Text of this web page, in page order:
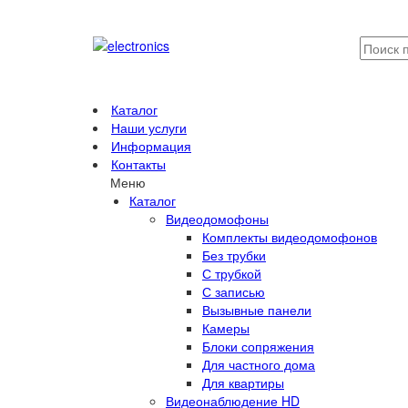
Каталог
Наши услуги
Информация
Контакты
Меню
Каталог
Видеодомофоны
Комплекты видеодомофонов
Без трубки
С трубкой
С записью
Вызывные панели
Камеры
Блоки сопряжения
Для частного дома
Для квартиры
Видеонаблюдение HD